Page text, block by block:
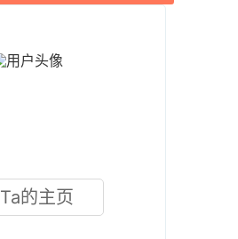
Ta的主页